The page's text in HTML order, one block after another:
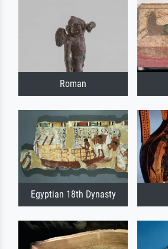
Roman
Egyptian 18th Dynasty